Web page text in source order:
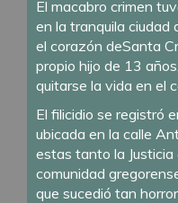
El macabro crimen
en la tranquila ciudad
el corazón deSanta
propio hijo de 13
quitarse la vida en el
El filicidio se registró
ubicada en la calle
estas tanto la Justicia
comunidad
que sucedió tan